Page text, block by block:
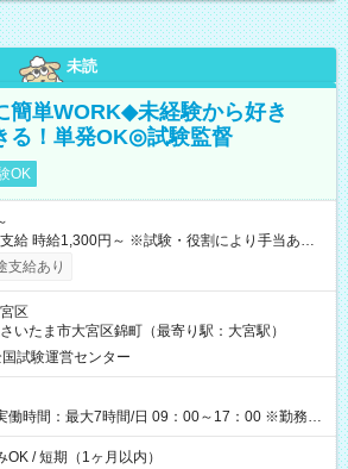
未読
簡単WORK◆未経験から好き
る！単発OK◎試験監督
OK
より手当あり
り昇給あり 【即給（前払い）オプションあ
れる場合、勤務から1週間ほどで給与の一部を受け
擬試験 8:30～17:30（休憩1時間） 時給1,300円
円＋交通費 ※当日の役割により時給＋100
・国家試験 7:00～13:30（休憩なし） 時給1,300
円）×6時間＝日収8,400円＋交通費 【試用期
し
支給あり
区
いたま市大宮区錦町（最寄り駅：大宮駅）
試験運営センター
働時間：最大7時間/日 09：00～17：00 ※勤務時
り異なります。
OK / 短期（1ヶ月以内）